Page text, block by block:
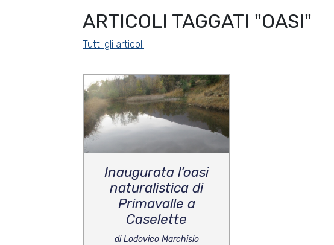
ARTICOLI TAGGATI "OASI"
Tutti gli articoli
Inaugurata l’oasi
naturalistica di
Primavalle a
Caselette
di Lodovico Marchisio